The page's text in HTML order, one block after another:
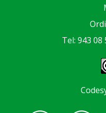
Tel: 943 08